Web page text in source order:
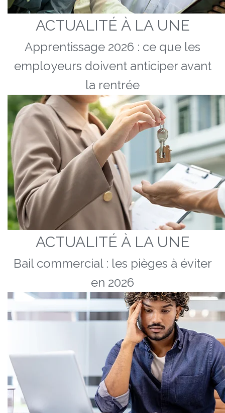
ACTUALITÉ À LA UNE
Apprentissage 2026 : ce que les
employeurs doivent anticiper avant
la rentrée
ACTUALITÉ À LA UNE
Bail commercial : les pièges à éviter
en 2026